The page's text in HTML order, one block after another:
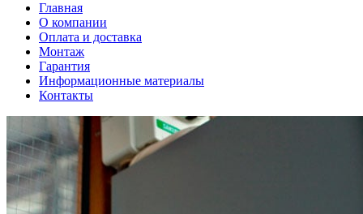
Главная
О компании
Оплата и доставка
Монтаж
Гарантия
Информационные материалы
Контакты